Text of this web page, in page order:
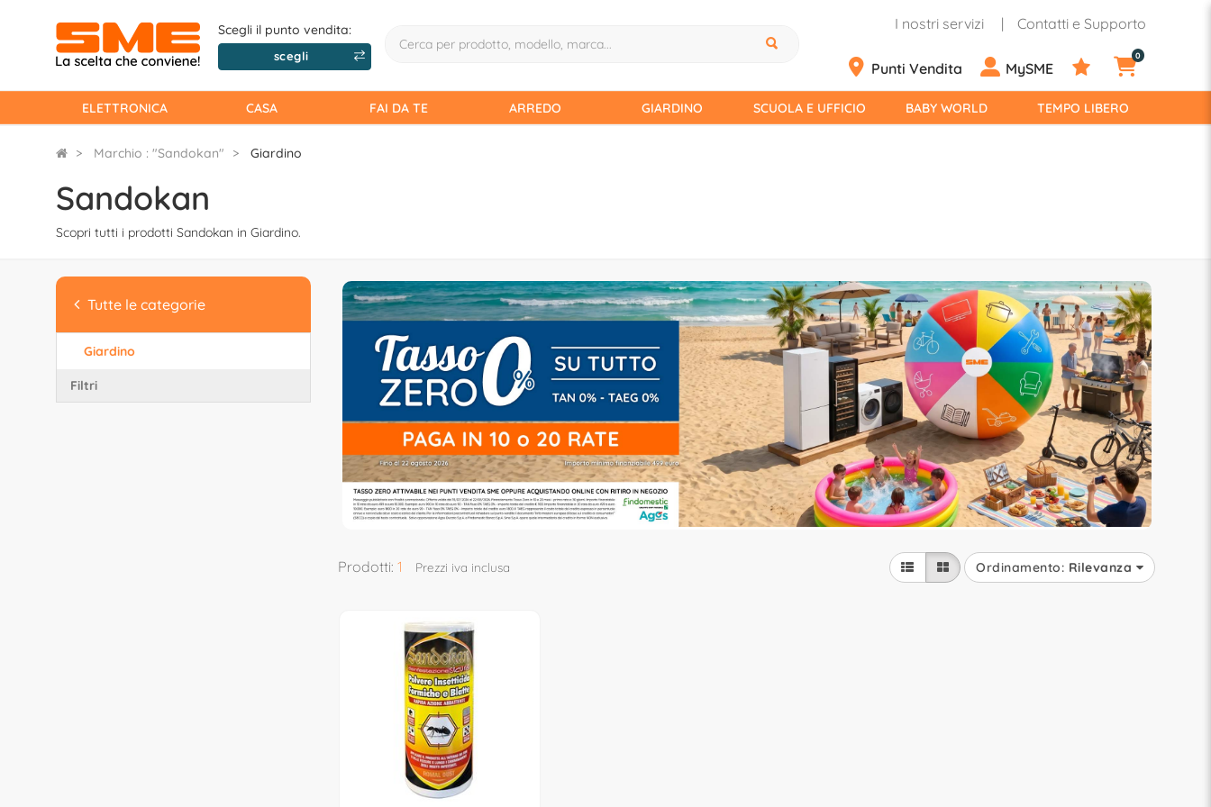
Scegli il punto vendita:
scegli
I nostri servizi Contatti e Supporto
Punti Vendita MySME
0
ELETTRONICA CASA FAI DA TE ARREDO GIARDINO SCUOLA E UFFICIO BABY WORLD TEMPO LIBERO
Marchio : "Sandokan" Giardino
Sandokan
Scopri tutti i prodotti Sandokan in Giardino.
Tutte le categorie
Giardino
Filtri
Prodotti: 1 Prezzi iva inclusa Ordinamento: Rilevanza